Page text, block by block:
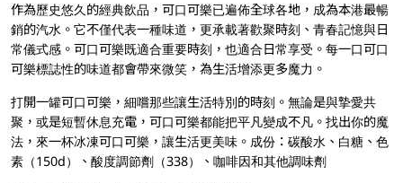
作為歷史悠久的經典飲品，可口可樂已遍佈全球各地，成為本港最暢
銷的汽水。它不僅代表一種味道，更承載著歡聚時刻、青春記憶與日
常儀式感。可口可樂既適合重要時刻，也適合日常享受。每一口可口
可樂標誌性的味道都會帶來微笑，為生活增添更多魔力。
打開一罐可口可樂，細嚐那些讓生活特別的時刻。無論是與摯愛共
聚，或是短暫休息充電，可口可樂都能把平凡變成不凡。找出你的魔
法，來一杯冰凍可口可樂，讓生活更美味。成份：碳酸水、白糖、色
素（150d）、酸度調節劑（338）、咖啡因和其他調味劑